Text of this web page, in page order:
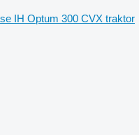
IH Optum 300 CVX traktor